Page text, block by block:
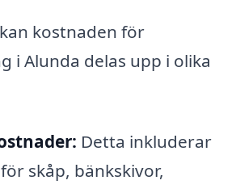
kostnaden för
i Alunda delas upp i olika
Detta inkluderar
skåp, bänkskivor,